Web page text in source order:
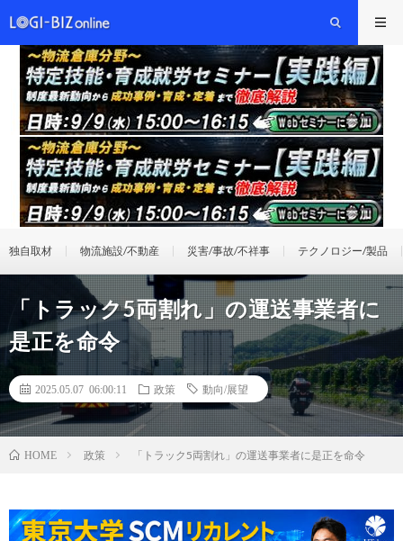
独自取材 物流施設/不動産 災害/事故/不祥事 テクノロジー/製品
「トラック5両割れ」の運送事業者に
是正を命令
2025.05.07 06:00:11 政策 動向/展望
HOME 政策 「トラック5両割れ」の運送事業者に是正を命令